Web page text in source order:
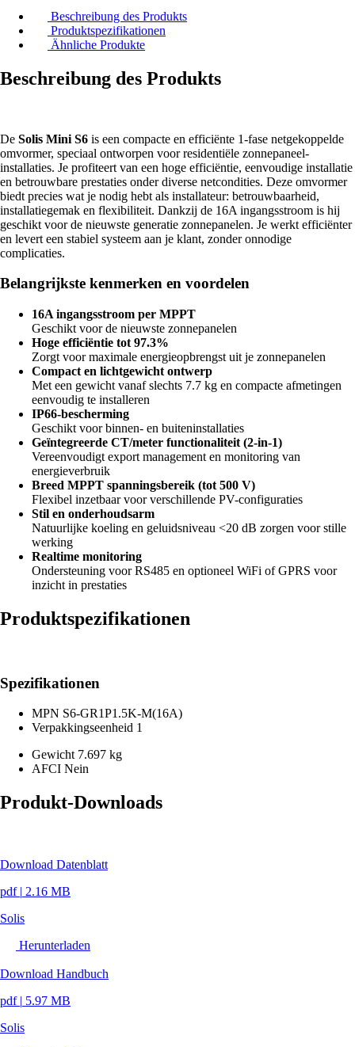
Beschreibung des Produkts
Produktspezifikationen
Ähnliche Produkte
Beschreibung des Produkts
De Solis Mini S6 is een compacte en efficiënte 1-fase netgekoppelde
omvormer, speciaal ontworpen voor residentiële zonnepaneel-
installaties. Je profiteert van een hoge efficiëntie, eenvoudige installatie
en betrouwbare prestaties onder diverse netcondities. Deze omvormer
biedt precies wat je nodig hebt als installateur: betrouwbaarheid,
installatiegemak en flexibiliteit. Dankzij de 16A ingangsstroom is hij
geschikt voor de nieuwste generatie zonnepanelen. Je werkt efficiënter
en levert een stabiel systeem aan je klant, zonder onnodige
complicaties.
Belangrijkste kenmerken en voordelen
16A ingangsstroom per MPPT
Geschikt voor de nieuwste zonnepanelen
Hoge efficiëntie tot 97.3%
Zorgt voor maximale energieopbrengst uit je zonnepanelen
Compact en lichtgewicht ontwerp
Met een gewicht vanaf slechts 7.7 kg en compacte afmetingen
eenvoudig te installeren
IP66-bescherming
Geschikt voor binnen- en buiteninstallaties
Geïntegreerde CT/meter functionaliteit (2-in-1)
Vereenvoudigt export management en monitoring van
energieverbruik
Breed MPPT spanningsbereik (tot 500 V)
Flexibel inzetbaar voor verschillende PV-configuraties
Stil en onderhoudsarm
Natuurlijke koeling en geluidsniveau <20 dB zorgen voor stille
werking
Realtime monitoring
Ondersteuning voor RS485 en optioneel WiFi of GPRS voor
inzicht in prestaties
Produktspezifikationen
Spezifikationen
MPN S6-GR1P1.5K-M(16A)
Verpakkingseenheid 1
Gewicht 7.697 kg
AFCI Nein
Produkt-Downloads
Download Datenblatt
pdf | 2.16 MB
Solis
Herunterladen
Download Handbuch
pdf | 5.97 MB
Solis